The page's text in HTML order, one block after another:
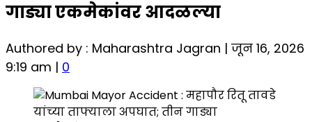
गाड्या एकमेकांवर आदळल्या
Authored by : Maharashtra Jagran | जून 16, 2026
9:19 am | 0